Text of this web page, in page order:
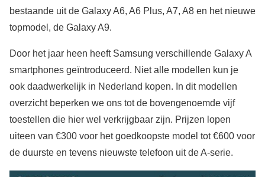
bestaande uit de Galaxy A6, A6 Plus, A7, A8 en het nieuwe
topmodel, de Galaxy A9.
Door het jaar heen heeft Samsung verschillende Galaxy A
smartphones geïntroduceerd. Niet alle modellen kun je
ook daadwerkelijk in Nederland kopen. In dit modellen
overzicht beperken we ons tot de bovengenoemde vijf
toestellen die hier wel verkrijgbaar zijn. Prijzen lopen
uiteen van €300 voor het goedkoopste model tot €600 voor
de duurste en tevens nieuwste telefoon uit de A-serie.